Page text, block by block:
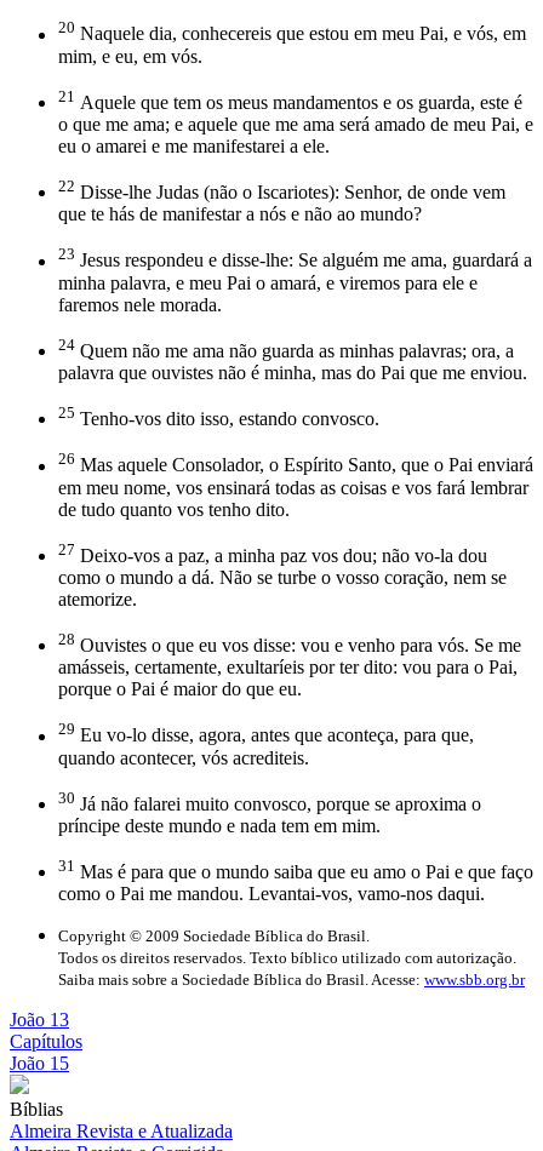
20 Naquele dia, conhecereis que estou em meu Pai, e vós, em
mim, e eu, em vós.
21 Aquele que tem os meus mandamentos e os guarda, este é
o que me ama; e aquele que me ama será amado de meu Pai, e
eu o amarei e me manifestarei a ele.
22 Disse-lhe Judas (não o Iscariotes): Senhor, de onde vem
que te hás de manifestar a nós e não ao mundo?
23 Jesus respondeu e disse-lhe: Se alguém me ama, guardará a
minha palavra, e meu Pai o amará, e viremos para ele e
faremos nele morada.
24 Quem não me ama não guarda as minhas palavras; ora, a
palavra que ouvistes não é minha, mas do Pai que me enviou.
25 Tenho-vos dito isso, estando convosco.
26 Mas aquele Consolador, o Espírito Santo, que o Pai enviará
em meu nome, vos ensinará todas as coisas e vos fará lembrar
de tudo quanto vos tenho dito.
27 Deixo-vos a paz, a minha paz vos dou; não vo-la dou
como o mundo a dá. Não se turbe o vosso coração, nem se
atemorize.
28 Ouvistes o que eu vos disse: vou e venho para vós. Se me
amásseis, certamente, exultaríeis por ter dito: vou para o Pai,
porque o Pai é maior do que eu.
29 Eu vo-lo disse, agora, antes que aconteça, para que,
quando acontecer, vós acrediteis.
30 Já não falarei muito convosco, porque se aproxima o
príncipe deste mundo e nada tem em mim.
31 Mas é para que o mundo saiba que eu amo o Pai e que faço
como o Pai me mandou. Levantai-vos, vamo-nos daqui.
Copyright © 2009 Sociedade Bíblica do Brasil.
Todos os direitos reservados. Texto bíblico utilizado com autorização.
Saiba mais sobre a Sociedade Bíblica do Brasil. Acesse: www.sbb.org.br
João 13
Capítulos
João 15
Bíblias
Almeira Revista e Atualizada